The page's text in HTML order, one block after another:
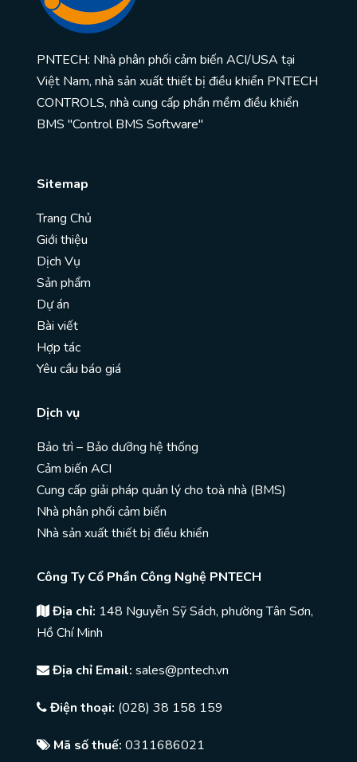
PNTECH: Nhà phân phối cảm biến ACI/USA tại
Việt Nam, nhà sản xuất thiết bị điều khiển PNTECH
CONTROLS, nhà cung cấp phần mềm điều khiển
BMS "Control BMS Software"
Sitemap
Trang Chủ
Giới thiệu
Dịch Vụ
Sản phẩm
Dự án
Bài viết
Hợp tác
Yêu cầu báo giá
Dịch vụ
Bảo trì – Bảo dưỡng hệ thống
Cảm biến ACI
Cung cấp giải pháp quản lý cho toà nhà (BMS)
Nhà phân phối cảm biến
Nhà sản xuất thiết bị điều khiển
Công Ty Cổ Phần Công Nghệ PNTECH
Địa chỉ: 148 Nguyễn Sỹ Sách, phường Tân Sơn,
Hồ Chí Minh
Địa chỉ Email: sales@pntech.vn
Điện thoại: (028) 38 158 159
Mã số thuế: 0311686021